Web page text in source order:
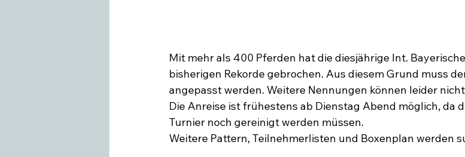
Mit mehr als 400 Pferden hat die diesjährige Int.
bisherigen Rekorde gebrochen. Aus diesem Grund muss
angepasst werden. Weitere Nennungen können leider
Die Anreise ist frühestens ab Dienstag Abend möglich, da
Turnier noch gereinigt werden müssen.
Weitere Pattern, Teilnehmerlisten und Boxenplan werden